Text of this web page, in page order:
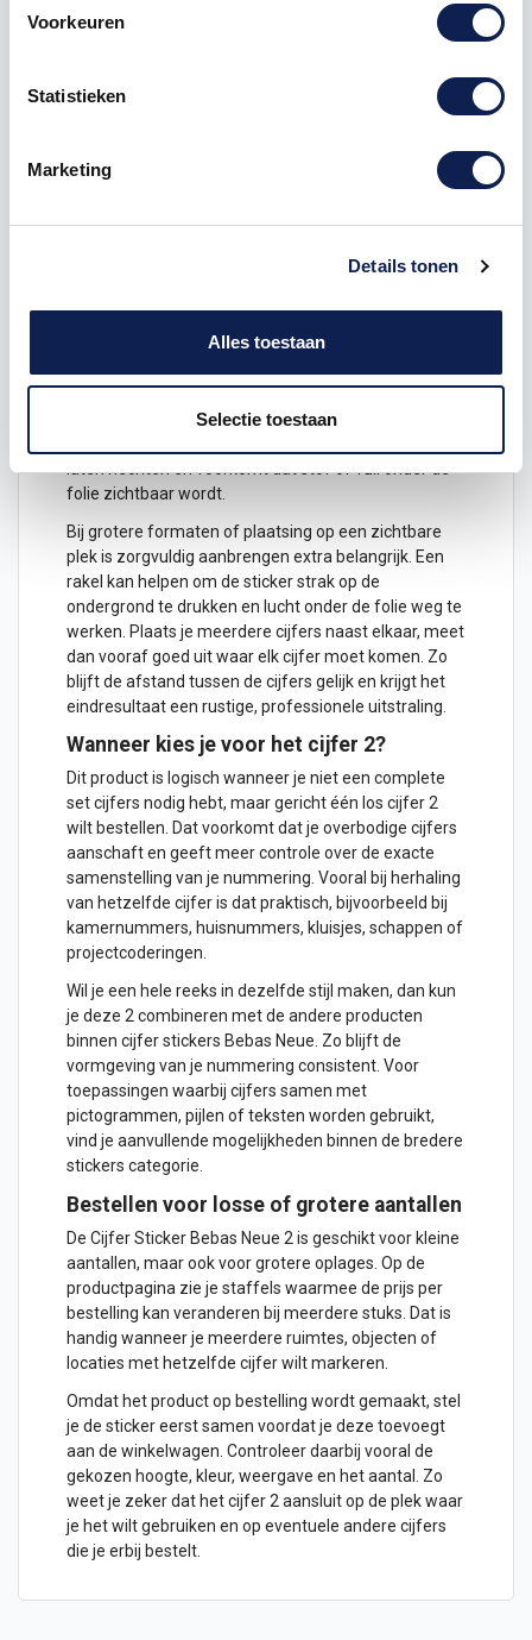
Voorkeuren
Statistieken
Marketing
Details tonen
Alles toestaan
Selectie toestaan
voldoende. Voor een deur, gevel, raam of parkeerplek
Naast de hoogte kies je de kleur en het aantal. Ook
binnenzijde van een raam wordt geplakt en vanaf
ontwerp maken met tekst, cijfers of andere
Geschikt voor gladde ondergronden
Deze cijfersticker is bedoeld voor gladde
gelakte oppervlakken. Voor het beste resultaat moet
de ondergrond schoon, droog en vetvrij zijn voordat je
laten hechten en voorkomt dat stof of vuil onder de
folie zichtbaar wordt.
Bij grotere formaten of plaatsing op een zichtbare
plek is zorgvuldig aanbrengen extra belangrijk. Een
rakel kan helpen om de sticker strak op de
ondergrond te drukken en lucht onder de folie weg te
werken. Plaats je meerdere cijfers naast elkaar, meet
dan vooraf goed uit waar elk cijfer moet komen. Zo
blijft de afstand tussen de cijfers gelijk en krijgt het
eindresultaat een rustige, professionele uitstraling.
Wanneer kies je voor het cijfer 2?
Dit product is logisch wanneer je niet een complete
set cijfers nodig hebt, maar gericht één los cijfer 2
wilt bestellen. Dat voorkomt dat je overbodige cijfers
aanschaft en geeft meer controle over de exacte
samenstelling van je nummering. Vooral bij herhaling
van hetzelfde cijfer is dat praktisch, bijvoorbeeld bij
kamernummers, huisnummers, kluisjes, schappen of
projectcoderingen.
Wil je een hele reeks in dezelfde stijl maken, dan kun
je deze 2 combineren met de andere producten
binnen cijfer stickers Bebas Neue. Zo blijft de
vormgeving van je nummering consistent. Voor
toepassingen waarbij cijfers samen met
pictogrammen, pijlen of teksten worden gebruikt,
vind je aanvullende mogelijkheden binnen de bredere
stickers categorie.
Bestellen voor losse of grotere aantallen
De Cijfer Sticker Bebas Neue 2 is geschikt voor kleine
aantallen, maar ook voor grotere oplages. Op de
productpagina zie je staffels waarmee de prijs per
bestelling kan veranderen bij meerdere stuks. Dat is
handig wanneer je meerdere ruimtes, objecten of
locaties met hetzelfde cijfer wilt markeren.
Omdat het product op bestelling wordt gemaakt, stel
je de sticker eerst samen voordat je deze toevoegt
aan de winkelwagen. Controleer daarbij vooral de
gekozen hoogte, kleur, weergave en het aantal. Zo
weet je zeker dat het cijfer 2 aansluit op de plek waar
je het wilt gebruiken en op eventuele andere cijfers
die je erbij bestelt.